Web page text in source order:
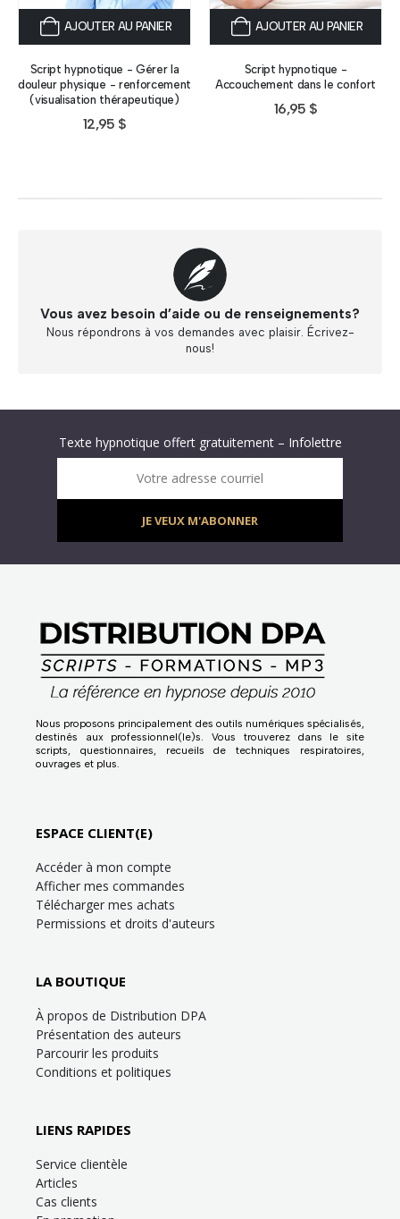
AJOUTER AU PANIER
Script hypnotique - Gérer la
douleur physique - renforcement
(visualisation thérapeutique)
12,95 $
AJOUTER AU PANIER
Script hypnotique -
Accouchement dans le confort
16,95 $
Vous avez besoin d’aide ou de renseignements?
Nous répondrons à vos demandes avec plaisir. Écrivez-
nous!
Texte hypnotique offert gratuitement – Infolettre
Votre adresse courriel
JE VEUX M'ABONNER
Nous proposons principalement des outils numériques spécialisés,
destinés aux professionnel(le)s. Vous trouverez dans le site
scripts, questionnaires, recueils de techniques respiratoires,
ouvrages et plus.
ESPACE CLIENT(E)
Accéder à mon compte
Afficher mes commandes
Télécharger mes achats
Permissions et droits d'auteurs
LA BOUTIQUE
À propos de Distribution DPA
Présentation des auteurs
Parcourir les produits
Conditions et politiques
LIENS RAPIDES
Service clientèle
Articles
Cas clients